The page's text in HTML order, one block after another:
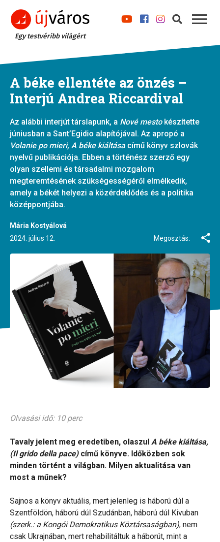
Egy testvéribb világért
A béke ellentéte az önzés –
Interjú Andrea Riccardival
Az alábbi interjút társlapunk, a Nové mestokészítette
júniusban a Sant’Egidio alapítójával. Az apropó a
Volanie po mieri, A béke kiáltása című könyv szlovák
nyelvű publikációja. Ebben a történész szerző egy
olyan szellemi és társadalmi mozgalom
megteremtésének szükségességéről elmélkedik,
amely a békét helyezi a közérdeklődés és a politika
középpontjába.
Mária Kostyálová
2024. július 12.
Megosztás:
Olvasási idő: 10 perc
Tavaly jelent meg eredetiben, olaszul A béke kiáltása,
(Il grido della pace)című könyve. Időközben sok
minden történt a világban. Milyen aktualitása van
most a műnek?
Sajnos a könyv aktuális, mert jelenleg is háború dúl a
Szentföldön, háború dúl Szudánban, háború dúl Kivuban
(szerk.: a Kongói Demokratikus Köztársaságban), nem
csak Ukrajnában, mert rehabilitáltuk a háborút, mint a